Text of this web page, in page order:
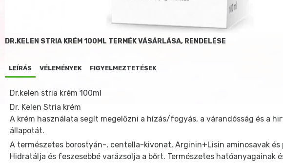
DR.KELEN STRIA KRÉM 100ML TERMÉK VÁSÁRLÁSA, RENDELÉSE
LEÍRÁS VÉLEMÉNYEK FIGYELMEZTETÉSEK
Dr.kelen stria krém 100ml
Dr. Kelen Stria krém
A krém használata segít megelőzni a hízás/fogyás, a várandósság és a
állapotát.
A természetes borostyán-, centella-kivonat, Arginin+Lisin aminosavak
Hidratálja és feszesebbé varázsolja a bőrt. Természetes